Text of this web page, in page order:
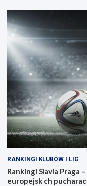
RANKINGI KLUBÓW I LIG
Rankingi Slavia Praga
europejskich